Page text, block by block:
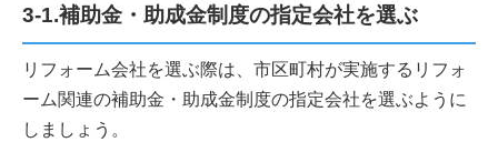
3-1.補助金・助成金制度の指定会社を選ぶ
リフォーム会社を選ぶ際は、市区町村が実施するリフォ
ーム関連の補助金・助成金制度の指定会社を選ぶように
しましょう。